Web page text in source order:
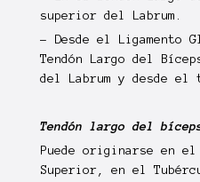
superior del Labrum.
- Desde el Ligamento
Tendón Largo del
del Labrum y desde el
Tendón largo del
Puede originarse en el
Superior , en el